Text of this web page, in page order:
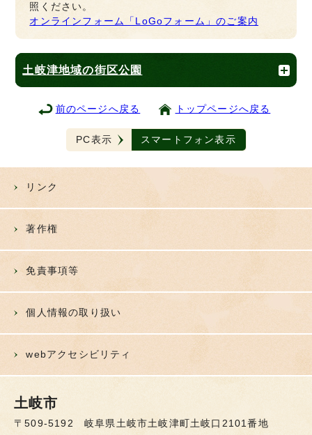
照ください。
オンラインフォーム「LoGoフォーム」のご案内
土岐津地域の街区公園
前のページへ戻る トップページへ戻る
PC表示 スマートフォン表示
リンク
著作権
免責事項等
個人情報の取り扱い
webアクセシビリティ
土岐市
〒509-5192 岐阜県土岐市土岐津町土岐口2101番地